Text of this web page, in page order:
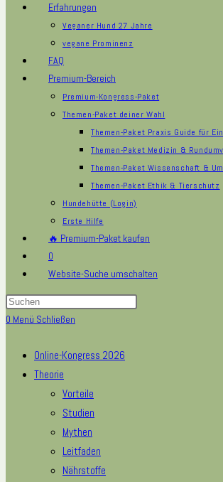
Erfahrungen
Veganer Hund 27 Jahre
vegane Prominenz
FAQ
Premium-Bereich
Premium-Kongress-Paket
Themen-Paket deiner Wahl
Themen-Paket Praxis Guide für
Themen-Paket Medizin &
Themen-Paket Wissenschaft &
Themen-Paket Ethik & Tierschutz
Hundehütte (Login)
Erste Hilfe
🔥 Premium-Paket kaufen
0
Website-Suche umschalten
0 Menü Schließen
Online-Kongress 2026
Theorie
Vorteile
Studien
Mythen
Leitfaden
Nährstoffe